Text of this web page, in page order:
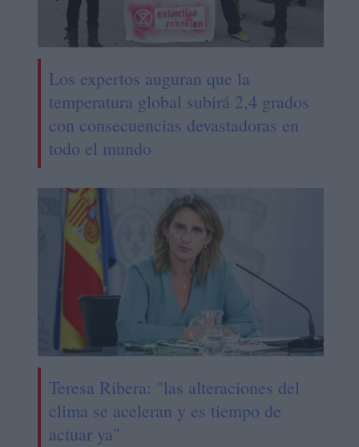
Los expertos auguran que la
temperatura global subirá 2,4 grados
con consecuencias devastadoras en
todo el mundo
Teresa Ribera: "las alteraciones del
clima se aceleran y es tiempo de
actuar ya"